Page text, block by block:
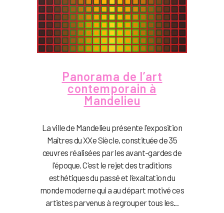
Panorama de l’art
contemporain à
Mandelieu
La ville de Mandelieu présente l'exposition
Maîtres du XXe Siècle, constituée de 35
œuvres réalisées par les avant-gardes de
l'époque. C'est le rejet des traditions
esthétiques du passé et l’exaltation du
monde moderne qui a au départ motivé ces
artistes parvenus à regrouper tous les...